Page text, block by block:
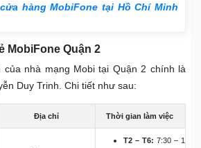
hàng MobiFone tại Hồ Chí Minh
MobiFone Quận 2
nhà mạng Mobi tại Quận 2 chính là
Duy Trinh. Chi tiết như sau:
Địa chỉ Thời gian làm việc
T2 – T6: 7:30 – 1